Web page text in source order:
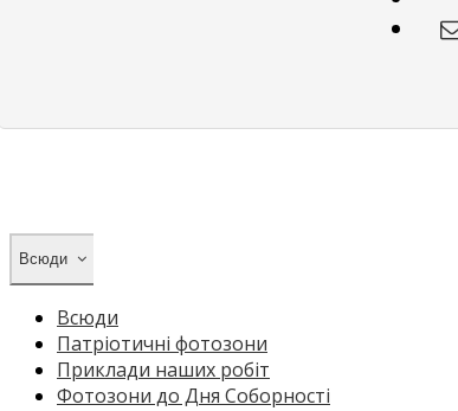
Всюди
Всюди
Патріотичні фотозони
Приклади наших робіт
Фотозони до Дня Соборності